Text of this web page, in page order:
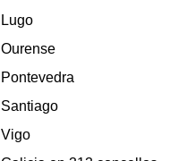
Lugo
Ourense
Pontevedra
Santiago
Vigo